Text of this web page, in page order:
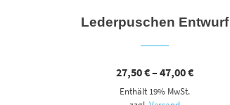
Lederpuschen Entwurf
27,50€–47,00€
Enthält 19% MwSt.